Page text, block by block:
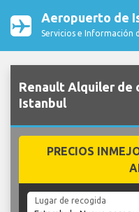
Aeropuerto de
Servicios e Información
Renault Alquiler de
Istanbul
PRECIOS
Lugar de recogida